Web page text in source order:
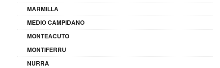
MARMILLA
MEDIO CAMPIDANO
MONTEACUTO
MONTIFERRU
NURRA